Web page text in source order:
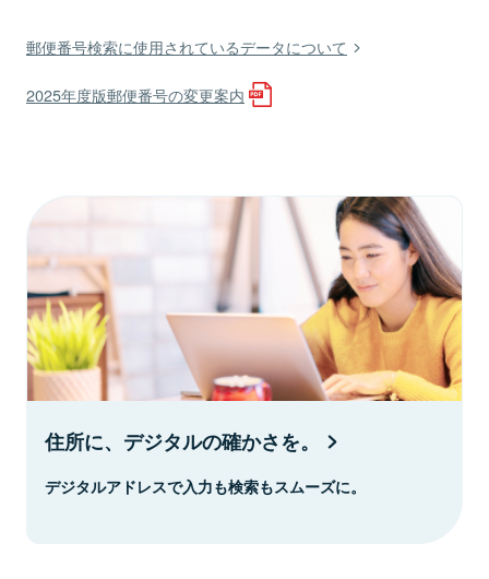
郵便番号検索に使用されているデータについて
2025年度版郵便番号の変更案内
住所に、デジタルの確かさを。
デジタルアドレスで入力も検索もスムーズに。